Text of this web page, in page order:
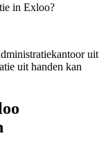
in Exloo?
uit
uit handen kan